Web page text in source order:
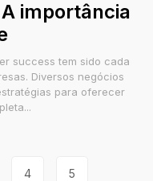
importância
success tem sido cada
Diversos negócios
para oferecer
4 5